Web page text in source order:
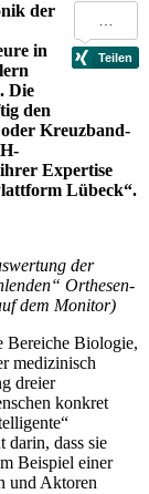
der
in
Die
den
Kreuzband-
Expertise
Lübeck“.
der
Orthesen-
dem Monitor)
Bereiche Biologie,
medizinisch
dreier
konkret
darin, dass sie
Beispiel einer
und Aktoren